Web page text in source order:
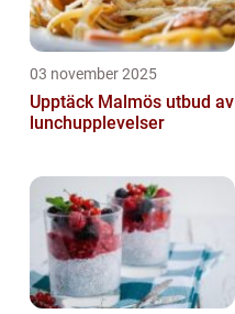
03 november 2025
Upptäck Malmös utbud av
lunchupplevelser